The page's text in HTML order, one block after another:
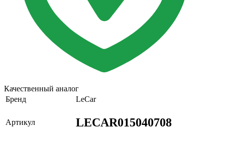
Качественный аналог
Бренд
LeCar
Артикул LECAR015040708